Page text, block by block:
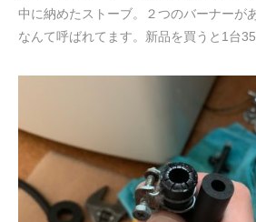
中に納めたストーブ。２つのバーナーが
なんて呼ばれてます。新品を買うと1台